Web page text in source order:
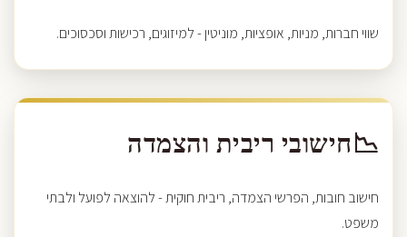
שווי חברות, מניות, אופציות, מוניטין - למיזוגים, רכישות וסכסוכים.
📉חישובי ריבית והצמדה
חישוב חובות, הפרשי הצמדה, ריבית חוקית - להוצאה לפועל ולבתי
משפט.